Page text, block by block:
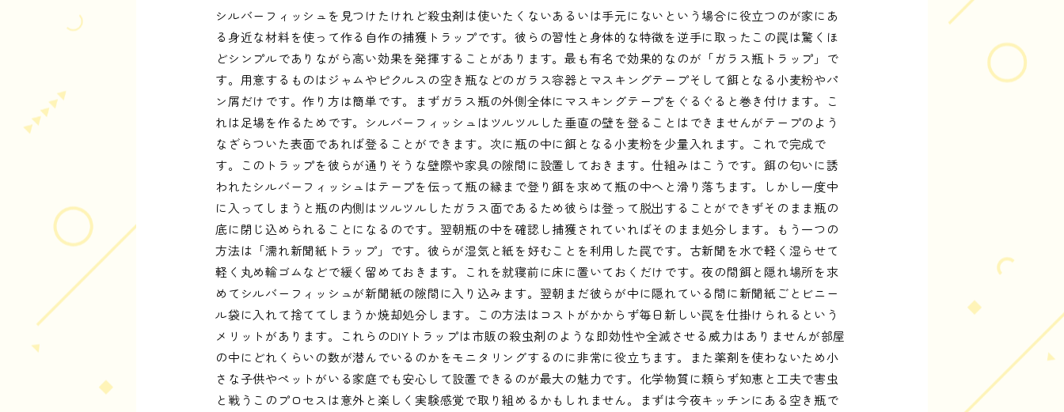
シルバーフィッシュを見つけたけれど殺虫剤は使いたくないあるいは手元にないという場合に役立つのが家にあ
る身近な材料を使って作る自作の捕獲トラップです。彼らの習性と身体的な特徴を逆手に取ったこの罠は驚くほ
どシンプルでありながら高い効果を発揮することがあります。最も有名で効果的なのが「ガラス瓶トラップ」で
す。用意するものはジャムやピクルスの空き瓶などのガラス容器とマスキングテープそして餌となる小麦粉やパ
ン屑だけです。作り方は簡単です。まずガラス瓶の外側全体にマスキングテープをぐるぐると巻き付けます。こ
れは足場を作るためです。シルバーフィッシュはツルツルした垂直の壁を登ることはできませんがテープのよう
なざらついた表面であれば登ることができます。次に瓶の中に餌となる小麦粉を少量入れます。これで完成で
す。このトラップを彼らが通りそうな壁際や家具の隙間に設置しておきます。仕組みはこうです。餌の匂いに誘
われたシルバーフィッシュはテープを伝って瓶の縁まで登り餌を求めて瓶の中へと滑り落ちます。しかし一度中
に入ってしまうと瓶の内側はツルツルしたガラス面であるため彼らは登って脱出することができずそのまま瓶の
底に閉じ込められることになるのです。翌朝瓶の中を確認し捕獲されていればそのまま処分します。もう一つの
方法は「濡れ新聞紙トラップ」です。彼らが湿気と紙を好むことを利用した罠です。古新聞を水で軽く湿らせて
軽く丸め輪ゴムなどで緩く留めておきます。これを就寝前に床に置いておくだけです。夜の間餌と隠れ場所を求
めてシルバーフィッシュが新聞紙の隙間に入り込みます。翌朝まだ彼らが中に隠れている間に新聞紙ごとビニー
ル袋に入れて捨ててしまうか焼却処分します。この方法はコストがかからず毎日新しい罠を仕掛けられるという
メリットがあります。これらのDIYトラップは市販の殺虫剤のような即効性や全滅させる威力はありませんが部屋
の中にどれくらいの数が潜んでいるのかをモニタリングするのに非常に役立ちます。また薬剤を使わないため小
さな子供やペットがいる家庭でも安心して設置できるのが最大の魅力です。化学物質に頼らず知恵と工夫で害虫
と戦うこのプロセスは意外と楽しく実験感覚で取り組めるかもしれません。まずは今夜キッチンにある空き瓶で